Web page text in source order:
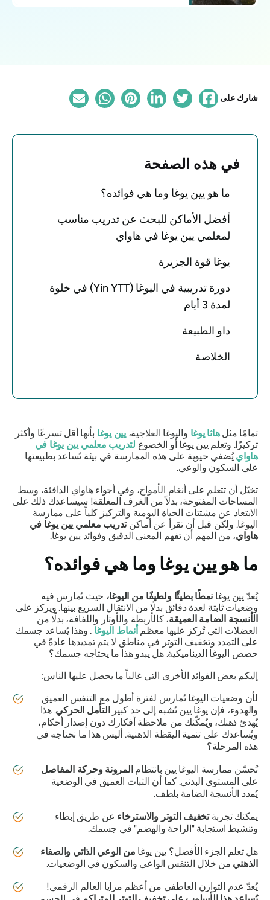
شارك على
في هذه الصفحة
ما هو يين يوغا وما هي فوائده؟
أفضل الأماكن للبحث عن تدريب مناسب
لمعلمي يين يوغا في هاواي
يوغا قوة الجزيرة
دورة تدريبية في اليوغا (Yin YTT) في خلوة
لمدة 3 أيام
داو الطبيعة
الخلاصة
تمامًا مثل هاثا يوغاواليوغا العلاجية،يين يوغابأنها أقل تسرعًا وأكثر
تركيزًا. وتعلم يين يوغا أو الخضوعلتدريب معلمي يين يوغا في
هاواييُضفي حيوية على هذه الممارسة في بيئة تُساعد بطبيعتها
على السكون والوعي.
تخيّل أن تتعلم على أنغام الأمواج، وفي أجواء هاواي الدافئة، وسط
المساحات المفتوحة، بدلاً من الغرف المغلقة! سيساعدك ذلك على
الابتعاد عن مشتتات الحياة اليومية والتركيز كلياً على ممارسة
اليوغا. ولكن قبل أن تقرأ عن أماكنتدريب معلمي يين يوغا في
هاواي، من المهم أن تفهم المعنى الدقيق وفوائد يين يوغا.
ما هو يين يوغا وما هي فوائده؟
يُعدّ يين يوغانمطًا بطيئًا ولطيفًا من اليوغا،حيث تُمارس فيه
وضعيات ثابتة لعدة دقائق بدلًا من الانتقال السريع بينها. ويركز على
الأنسجة الضامة العميقة، كالأربطة والأوتار واللفافة، بدلًا من
العضلات التي تُركز عليها معظمأنماط اليوغا. وهذا يُساعد جسمك
على التمدد وتخفيف التوتر في مناطق لا يتم تمديدها عادةً في
حصص اليوغا الديناميكية. هل يبدو هذا ما يحتاجه جسمك؟
إليكم بعض الفوائد الأخرى التي غالباً ما يحصل عليها الناس:
لأن وضعيات اليوغا تُمارس لفترة أطول مع التنفس العميق
والهدوء، فإن يوغا يين تُشبه إلى حد كبيرالتأمل الحركي. هذا
يُهدئ ذهنك، ويُمكّنك من ملاحظة أفكارك دون إصدار أحكام،
ويُساعدك على تنمية اليقظة الذهنية. أليس هذا ما نحتاجه في
هذه المرحلة؟
تُحسّن ممارسة اليوغا يين بانتظامالمرونة وحركة المفاصل
على المستوى البدني. كما أن الثبات العميق في الوضعية
يُمدد الأنسجة الضامة بلطف.
يمكنك تجربةتخفيف التوتر والاسترخاءعن طريق إبطاء
وتنشيط استجابة "الراحة والهضم" في جسمك.
هل تعلم الجزء الأفضل؟يين يوغامن الوعي الذاتي والصفاء
الذهنيمن خلال التنفس الواعي والسكون في الوضعيات.
يُعدّ عدم التوازن العاطفي من أعظم مزايا العالم الرقمي!